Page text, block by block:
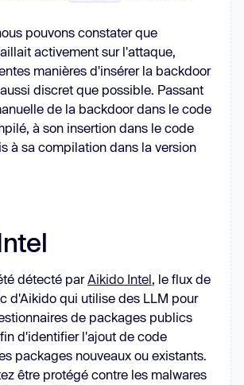
pouvons constater que
activement sur l'attaque,
manières d'insérer la backdoor
discret que possible. Passant
de la backdoor dans le code
à son insertion dans le code
à sa compilation dans la version
détecté parAikido Intel, le flux de
d'Aikido qui utilise des LLM pour
de packages publics
d'identifier l'ajout de code
packages nouveaux ou existants.
être protégé contre les malwares